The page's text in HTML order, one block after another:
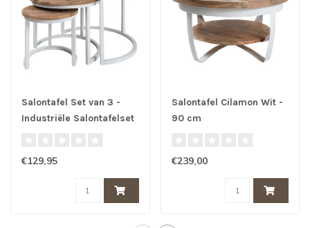
Salontafel Set van 3 -
Industriële Salontafelset
€129,95
Salontafel Cilamon Wit -
90 cm
€239,00